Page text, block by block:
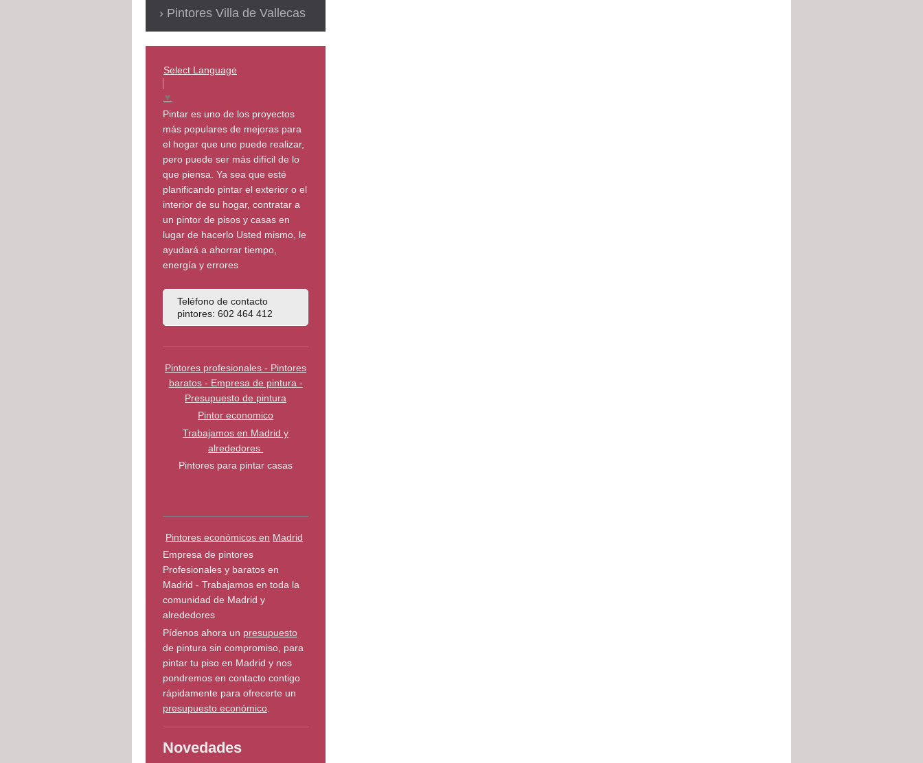
Pintores Villa de Vallecas
Select Language
▼
Pintar es uno de los proyectos
más populares de mejoras para
el hogar que uno puede realizar,
pero puede ser más difícil de lo
que piensa. Ya sea que esté
planificando pintar el exterior o el
interior de su hogar, contratar a
un pintor de pisos y casas en
lugar de hacerlo Usted mismo, le
ayudará a ahorrar tiempo,
energía y errores
Teléfono de contacto
pintores: 602 464 412
Pintores profesionales - Pintores
baratos - Empresa de pintura -
Presupuesto de pintura
Pintor economico
Trabajamos en Madrid y
alrededores
Pintores para pintar casas
Pintores económicos en Madrid
Empresa de pintores
Profesionales y baratos en
Madrid - Trabajamos en toda la
comunidad de Madrid y
alrededores
Pídenos ahora un presupuesto
de pintura sin compromiso, para
pintar tu piso en Madrid y nos
pondremos en contacto contigo
rápidamente para ofrecerte un
presupuesto económico
Novedades